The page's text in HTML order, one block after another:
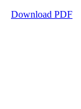
Download PDF